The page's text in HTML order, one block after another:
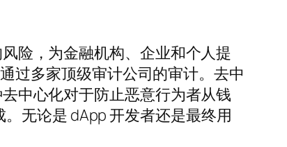
险，为金融机构、企业和个人提
过多家顶级审计公司的审计。去中
中心化对于防止恶意行为者从钱
无论是 dApp 开发者还是最终用